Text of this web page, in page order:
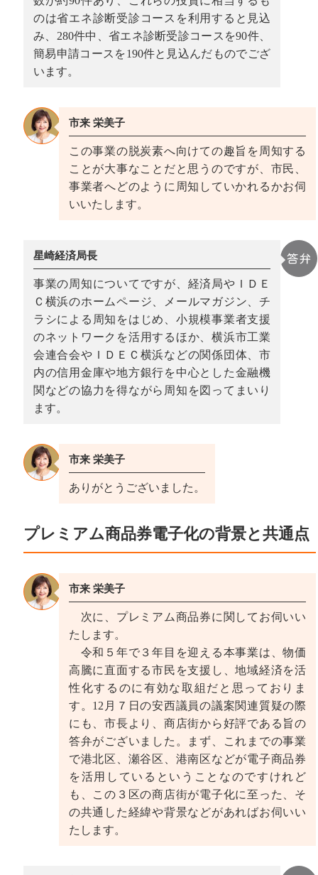
のは省エネ診断受診コースを利用すると見込
み、280件中、省エネ診断受診コースを90件、
簡易申請コースを190件と見込んだものでござ
います。
市来 栄美子
この事業の脱炭素へ向けての趣旨を周知する
ことが大事なことだと思うのですが、市民、
事業者へどのように周知していかれるかお伺
いいたします。
星崎経済局長
事業の周知についてですが、経済局やＩＤＥ
Ｃ横浜のホームページ、メールマガジン、チ
ラシによる周知をはじめ、小規模事業者支援
のネットワークを活用するほか、横浜市工業
会連合会やＩＤＥＣ横浜などの関係団体、市
内の信用金庫や地方銀行を中心とした金融機
関などの協力を得ながら周知を図ってまいり
ます。
市来 栄美子
ありがとうございました。
プレミアム商品券電子化の背景と共通点
市来 栄美子
次に、プレミアム商品券に関してお伺いい
たします。
令和５年で３年目を迎える本事業は、物価
高騰に直面する市民を支援し、地域経済を活
性化するのに有効な取組だと思っておりま
す。12月７日の安西議員の議案関連質疑の際
にも、市長より、商店街から好評である旨の
答弁がございました。まず、これまでの事業
で港北区、瀬谷区、港南区などが電子商品券
を活用しているということなのですけれど
も、この３区の商店街が電子化に至った、そ
の共通した経緯や背景などがあればお伺いい
たします。